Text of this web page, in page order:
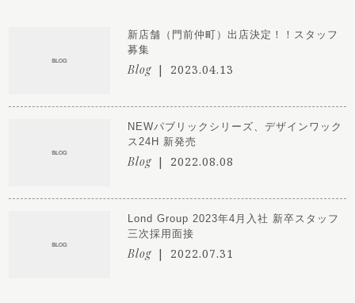
新店舗（門前仲町）出店決定！！スタッフ
募集
Blog 2023.04.13
NEWパブリックシリーズ、デザインワック
ス24H 新発売
Blog 2022.08.08
Lond Group 2023年4月入社 新卒スタッフ
三次採用面接
Blog 2022.07.31